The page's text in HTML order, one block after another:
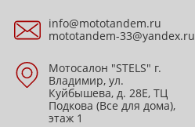
info@mototandem.ru
mototandem-33@yandex.ru
Мотосалон "STELS" г.
Владимир, ул.
Куйбышева, д. 28Е, ТЦ
Подкова (Все для дома),
этаж 1